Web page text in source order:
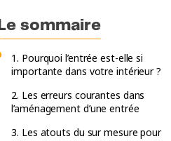
Le sommaire
1. Pourquoi l’entrée est-elle si
importante dans votre intérieur ?
2. Les erreurs courantes dans
l’aménagement d’une entrée
3. Les atouts du sur mesure pour